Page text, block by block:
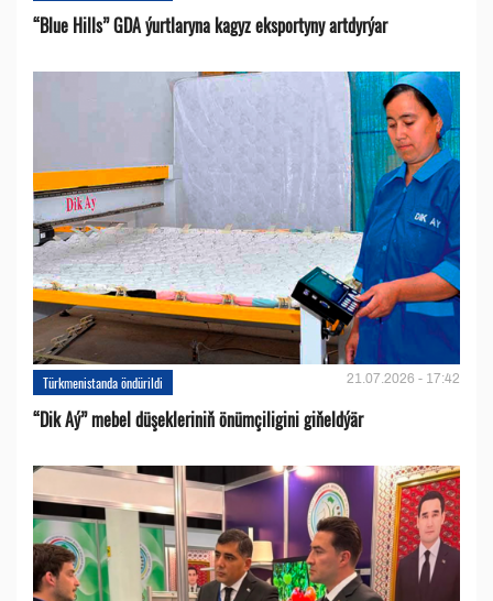
“Blue Hills” GDA ýurtlaryna kagyz eksportyny artdyrýar
Türkmenistanda öndürildi 21.07.2026 - 17:42
“Dik Aý” mebel düşekleriniň önümçiligini giňeldýär